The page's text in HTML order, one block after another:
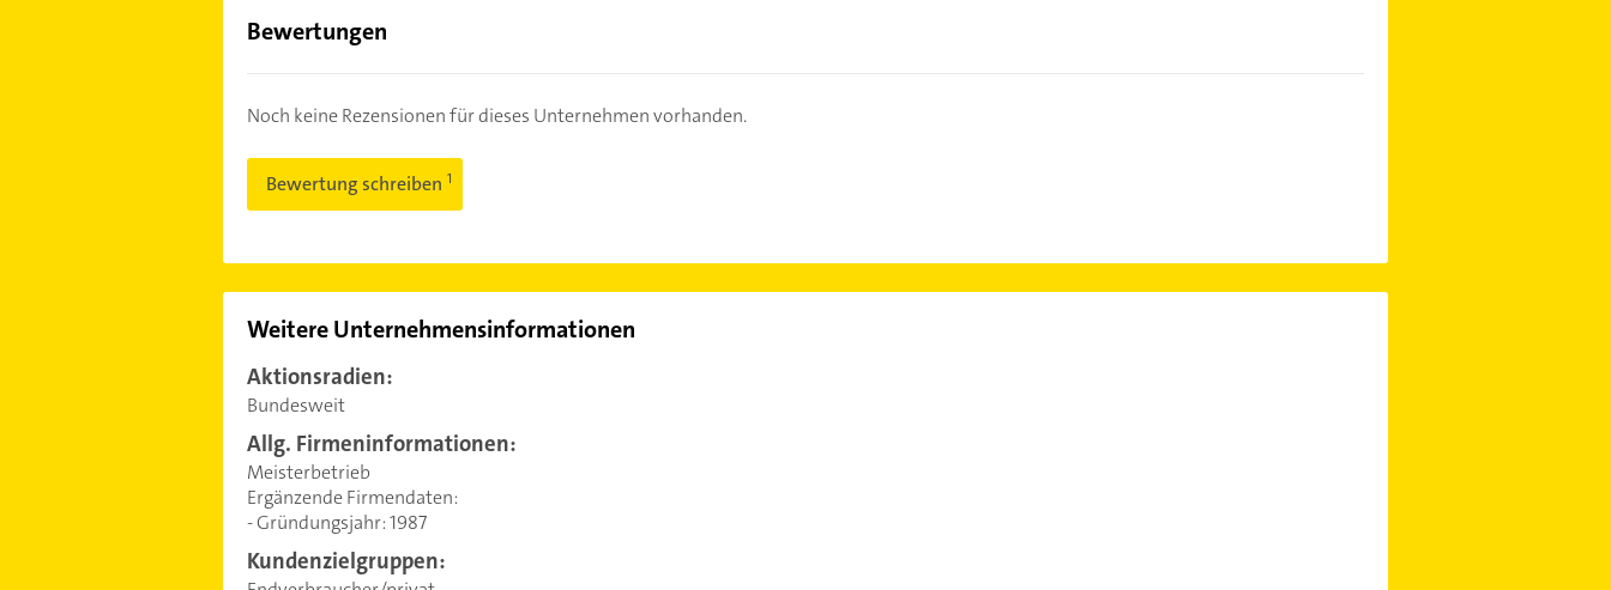
Bewertungen
Noch keine Rezensionen für dieses Unternehmen vorhanden.
Bewertung schreiben
Weitere Unternehmensinformationen
Aktionsradien:
Bundesweit
Allg. Firmeninformationen:
Meisterbetrieb
Ergänzende Firmendaten:
- Gründungsjahr: 1987
Kundenzielgruppen: